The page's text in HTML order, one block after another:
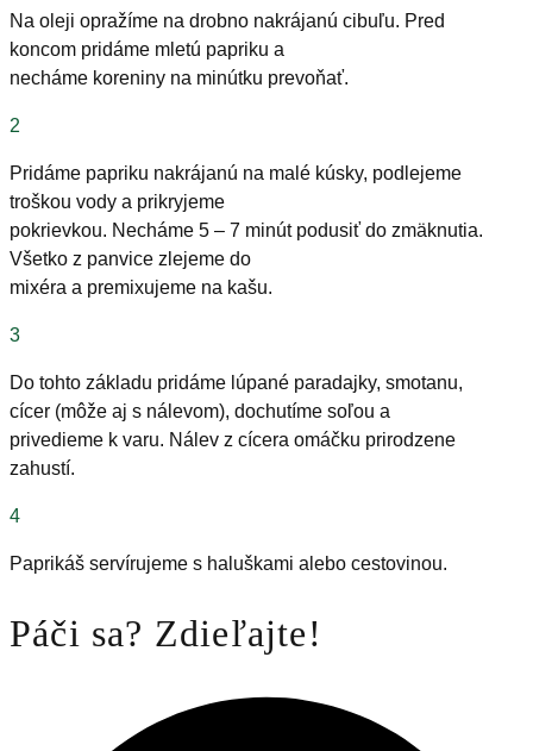
Na oleji opražíme na drobno nakrájanú cibuľu. Pred
koncom pridáme mletú papriku a
necháme koreniny na minútku prevoňať.
2
Pridáme papriku nakrájanú na malé kúsky, podlejeme
troškou vody a prikryjeme
pokrievkou. Necháme 5 – 7 minút podusiť do zmäknutia.
Všetko z panvice zlejeme do
mixéra a premixujeme na kašu.
3
Do tohto základu pridáme lúpané paradajky, smotanu,
cícer (môže aj s nálevom), dochutíme soľou a
privedieme k varu. Nálev z cícera omáčku prirodzene
zahustí.
4
Paprikáš servírujeme s haluškami alebo cestovinou.
Páči sa? Zdieľajte!